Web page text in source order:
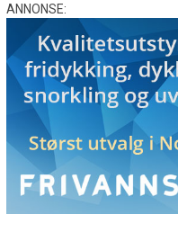
ANNONSE: